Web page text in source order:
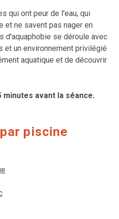
qui ont peur de l'eau, qui
et ne savent pas nager en
d'aquaphobie se déroule avec
et un environnement privilégié
aquatique et de découvrir
avant la séance.
piscine